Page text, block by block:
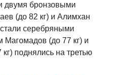
двумя бронзовыми
(до 82 кг) и Алимхан
серебряными
Магомадов (до 77 кг) и
поднялись на третью